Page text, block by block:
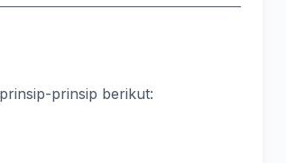
prinsip berikut: